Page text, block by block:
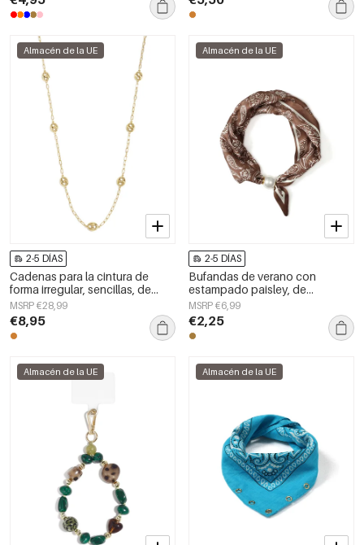
Almacén de la UE
2-5 DÍAS
Cadenas para la cintura de
forma irregular, sencillas, de
acero inoxidable, accesorios de
uso diario.
MSRP €28,99
€8,95
Almacén de la UE
2-5 DÍAS
Bufandas de verano con
estampado paisley, de
poliéster, informales, para uso
diario.
MSRP €6,99
€2,25
Almacén de la UE Almacén de la UE